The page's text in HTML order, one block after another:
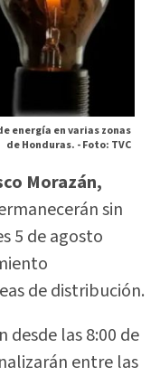
energía en varias zonas
de Honduras. -Foto: TVC
Morazán,
sin
5 de agosto
de distribución.
desde las 8:00 de
entre las